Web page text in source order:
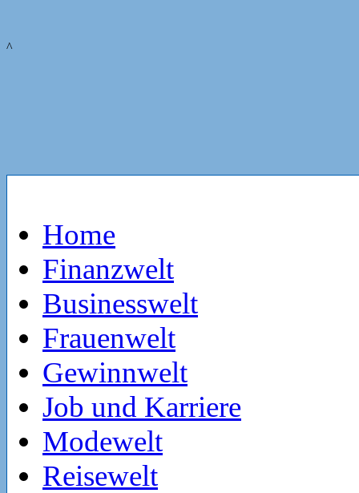
^
Home
Finanzwelt
Businesswelt
Frauenwelt
Gewinnwelt
Job und Karriere
Modewelt
Reisewelt